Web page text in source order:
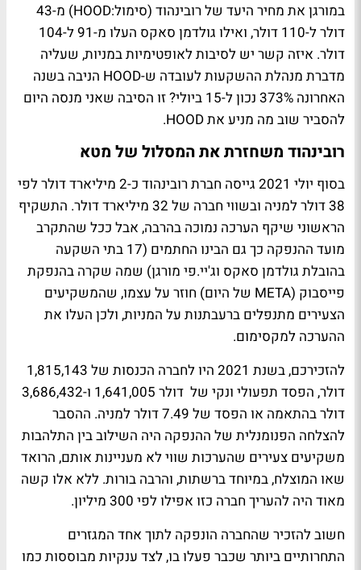
במורגן את מחיר היעד של רובינהוד (סימול:HOOD) מ-43
דולר ל-110 דולר, ואילו גולדמן סאקס העלו מ-91 ל-104
דולר. איזה קשר יש לסיבות לאופטימיות במניות, שעליה
מדברת מנהלת ההשקעות לעובדה ש-HOOD הניבה בשנה
האחרונה 373% נכון ל-15 ביולי? זו הסיבה שאני מנסה היום
להסביר שוב מה מניע את HOOD.
רובינהוד משחזרת את המסלול של מטא
בסוף יולי 2021 גייסה חברת רובינהוד כ-2 מיליארד דולר לפי
38 דולר למניה ובשווי חברה של 32 מיליארד דולר. התשקיף
הראשוני שיקף הערכה נמוכה בהרבה, אבל ככל שהתקרב
מועד ההנפקה כך גם הבינו החתמים (17 בתי השקעה
בהובלת גולדמן סאקס וג'יי.פי מורגן) שמה שקרה בהנפקת
פייסבוק (META של היום) חוזר על עצמו, שהמשקיעים
הצעירים מתנפלים ברעבתנות על המניות, ולכן העלו את
ההערכה למקסימום.
להזכירכם, בשנת 2021 היו לחברה הכנסות של 1,815,143
דולר, הפסד תפעולי ונקי של דולר 1,641,005 ו-3,686,432
דולר בהתאמה או הפסד של 7.49 דולר למניה. ההסבר
להצלחה הפנומנלית של ההנפקה היה השילוב בין התלהבות
משקיעים צעירים שהערכות שווי לא מעניינות אותם, הרואד
שאו המוצלח, במיוחד ברשתות, והרבה בורות. ללא אלו קשה
מאוד היה להעריך חברה כזו אפילו לפי 300 מיליון.
חשוב להזכיר שהחברה הונפקה לתוך אחד המגזרים
התחרותיים ביותר שכבר פעלו בו, לצד ענקיות מבוססות כמו